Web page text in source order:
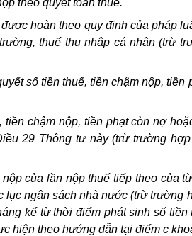
theo quyết toán thuế.
hoàn theo quy định của pháp
thuế thu nhập cá nhân (trừ
số tiền thuế, tiền chậm nộp, tiền
chậm nộp, tiền phạt còn nợ
29 Thông tư này (trừ trường
của lần nộp thuế tiếp theo của
lục ngân sách nhà nước (trừ trường
kể từ thời điểm phát sinh số tiền
hiện theo hướng dẫn tại điểm c